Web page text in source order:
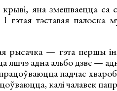
яна змешваецца са
гэтая тэставая палоска
рысачка — гэта першы
яшчэ адна альбо дзве —
падчас
калі чалавек